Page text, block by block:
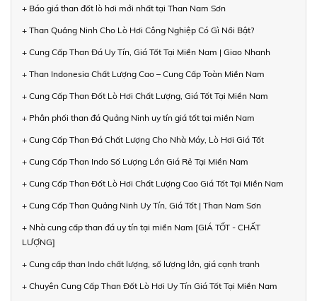
+ Báo giá than đốt lò hơi mới nhất tại Than Nam Sơn
+ Than Quảng Ninh Cho Lò Hơi Công Nghiệp Có Gì Nổi Bật?
+ Cung Cấp Than Đá Uy Tín, Giá Tốt Tại Miền Nam | Giao Nhanh
+ Than Indonesia Chất Lượng Cao – Cung Cấp Toàn Miền Nam
+ Cung Cấp Than Đốt Lò Hơi Chất Lượng, Giá Tốt Tại Miền Nam
+ Phân phối than đá Quảng Ninh uy tín giá tốt tại miền Nam
+ Cung Cấp Than Đá Chất Lượng Cho Nhà Máy, Lò Hơi Giá Tốt
+ Cung Cấp Than Indo Số Lượng Lớn Giá Rẻ Tại Miền Nam
+ Cung Cấp Than Đốt Lò Hơi Chất Lượng Cao Giá Tốt Tại Miền Nam
+ Cung Cấp Than Quảng Ninh Uy Tín, Giá Tốt | Than Nam Sơn
+ Nhà cung cấp than đá uy tín tại miền Nam [GIÁ TỐT - CHẤT
LƯỢNG]
+ Cung cấp than Indo chất lượng, số lượng lớn, giá cạnh tranh
+ Chuyên Cung Cấp Than Đốt Lò Hơi Uy Tín Giá Tốt Tại Miền Nam